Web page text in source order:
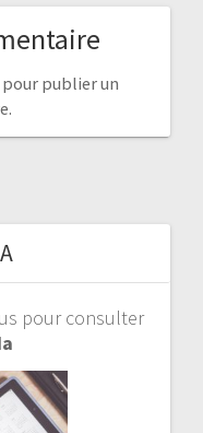
pour publier un
pour consulter